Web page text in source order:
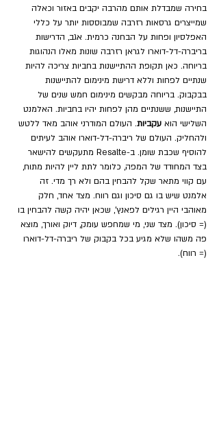
בחירה שמבדלת אותם מהרבה יקבים באזור וכאלה
שמייצרים גרסאות רזרבה שמבוססות יותר על כללי
האפלסיון ופחות על הבחנה כרמית. אגב, הדרישות
בריברה-דל-דוארו לגראן רזרבה שונות מאלו הנהוגות
בריוחה. כאן תקופת ההתיישנות בחביות צריכה להיות
שנתיים לפחות וללא דרישת מינימום להתיישנות
בבקבוק. בריוחה מבקשים מינימום חמש שנים של
התיישנות, ששנתיים מהן לפחות יהיו בחביות. האלמנט
השלישי הוא עקביות. העולם המודרני אוהב מאד ללטש
ולהחליק. העולם של ריברה-דל-דוארו אוהב לעיתים
להוסיף שכבת שומן. ב-Resalte מתעקשים להישאר
בצד המחודד של המפה, כלומר לתת ליין להיות מתוח,
עם קווי מתאר שקל להבחין בהם ולא רך מדי. זה
אלמנט שיש בו גם סיכון וגם רווח. מצד אחד, חלק
מאוהבי היין רגילים לפאנץ’, שכאן יהיה קשה להבחין בו
(= סיכון). מצד שני, מי שמחפש עומק, דיוק ואורך, מוצא
פה משהו שלא מגיע בכל בקבוק של ריברה-דל-דוארו
(= רווח).